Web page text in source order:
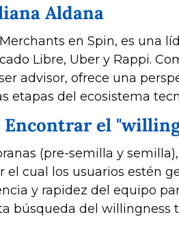
Aldana
en Spin, es una
Libre, Uber y Rappi.
advisor, ofrece una
etapas del ecosistema
el
(pre-semilla y
cual los usuarios estén
y rapidez del equipo
búsqueda del